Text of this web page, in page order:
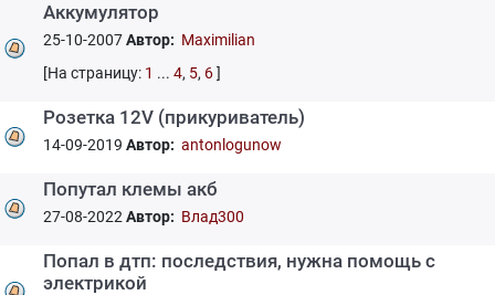
Аккумулятор
25-10-2007Автор: Maximilian
[На страницу: 1 ... 4, 5, 6]
Розетка 12V (прикуриватель)
14-09-2019 Автор: antonlogunow
Попутал клемы акб
27-08-2022 Автор: Влад300
Попал в дтп: последствия, нужна помощь с
электрикой